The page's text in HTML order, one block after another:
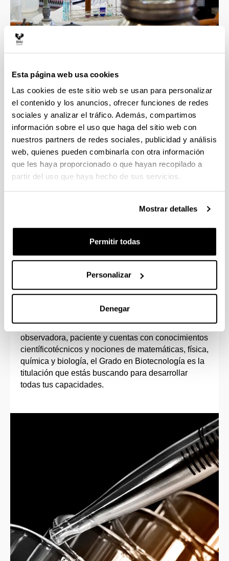
Esta página web usa cookies
Las cookies de este sitio web se usan para personalizar
el contenido y los anuncios, ofrecer funciones de redes
sociales y analizar el tráfico. Además, compartimos
información sobre el uso que haga del sitio web con
nuestros partners de redes sociales, publicidad y análisis
web, quienes pueden combinarla con otra información
que les haya proporcionado o que hayan recopilado a
partir del uso que haya hecho de sus servicios.
Mostrar detalles
Permitir todas
Personalizar
Denegar
Profesorado con gran calidad docente e
investigadora, esto asegura la mejor formación
en las áreas implicadas en el grado.
Contacto directo con un ambiente científico que
incluye grupos y líneas de investigación
punteras.
Transversalidad que proporciona esta
Facultad, con titulaciones científicas muy
diversas.
La formación obtenida te proporcionará una
en el ámbito empresarial e investigador.
Perfil de ingreso
Si tienes vocación investigadora, te motiva el
trabajo en el laboratorio, eres una persona
observadora, paciente y cuentas con conocimientos
científicotécnicos y nociones de matemáticas, física,
química y biología, el Grado en Biotecnología es la
titulación que estás buscando para desarrollar
todas tus capacidades.